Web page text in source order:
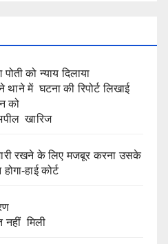
पोती को न्याय दिलाया
में घटना की रिपोर्ट लिखाई
को
खारिज
जारी रखने के लिए मजबूर करना उसके
हाई कोर्ट
नहीं मिली